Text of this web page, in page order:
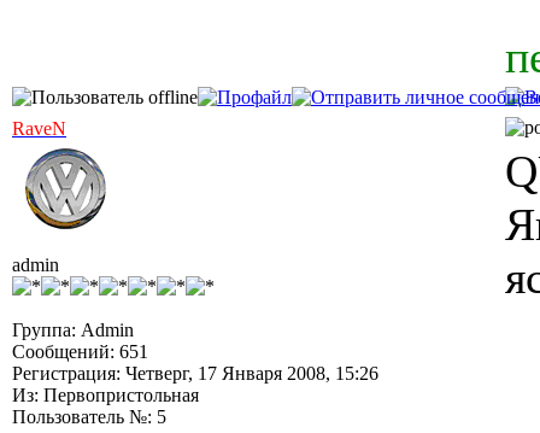
RaveN
admin
Группа: Admin
Сообщений: 651
Регистрация: Четверг, 17 Января 2008, 15:26
Из: Первопристольная
Пользователь №: 5